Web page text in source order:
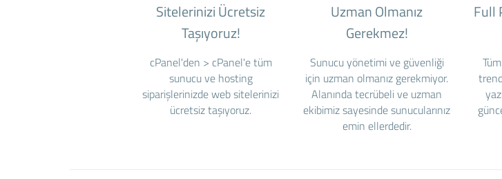
Sitelerinizi Ücretsiz
Taşıyoruz!
cPanel'den > cPanel'e tüm
sunucu ve hosting
siparişlerinizde web sitelerinizi
ücretsiz taşıyoruz.
Uzman Olmanız
Gerekmez!
Sunucu yönetimi ve güvenliği
için uzman olmanız gerekmiyor.
Alanında tecrübeli ve uzman
ekibimiz sayesinde sunucularınız
emin ellerdedir.
Full